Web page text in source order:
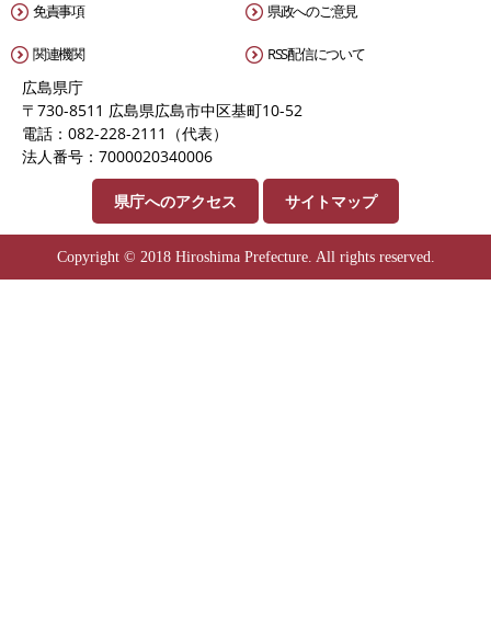
免責事項 県政へのご意見
関連機関 RSS配信について
広島県庁
〒730-8511 広島県広島市中区基町10-52
電話：082-228-2111（代表）
法人番号：7000020340006
県庁へのアクセス サイトマップ
Copyright © 2018 Hiroshima Prefecture. All rights reserved.